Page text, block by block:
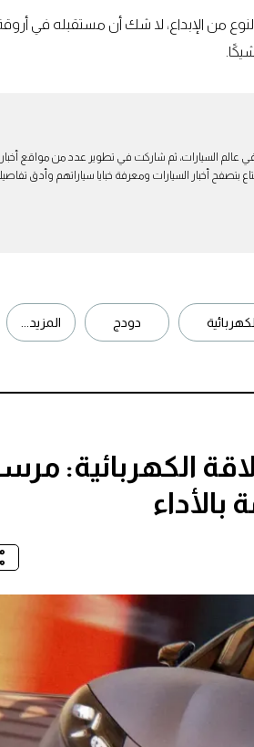
من الإبداع، لا شك أن مستقبله في
عالم السيارات، ثم شاركت في تطوير عدد من مواقع أخبار
بتصفح أخبار السيارات ومعرفة خبايا سياراتهم وأدق
دودج المزيد...
الكهربائية: